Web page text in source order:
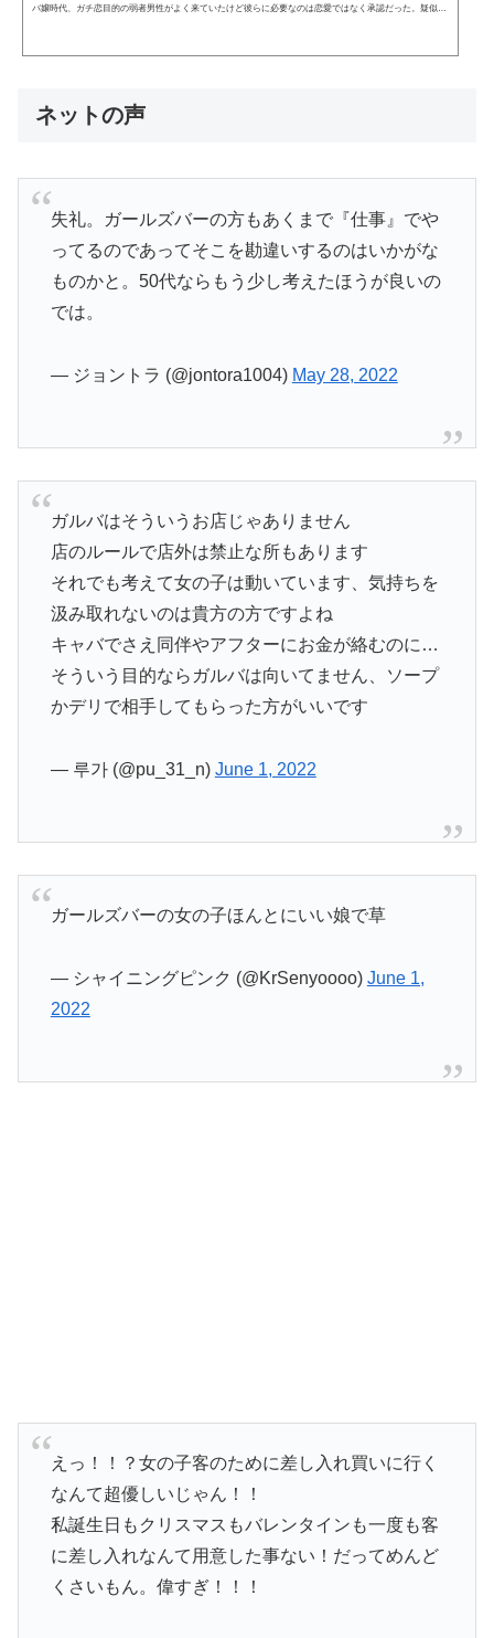
バ嬢時代、ガチ恋目的の弱者男性がよく来ていたけど彼らに必要なのは恋愛ではなく承認だった。疑似恋
ネットの声
失礼。ガールズバーの方もあくまで『仕事』でや
ってるのであってそこを勘違いするのはいかがな
ものかと。50代ならもう少し考えたほうが良いの
では。
— ジョントラ (@jontora1004) May 28, 2022
ガルバはそういうお店じゃありません
店のルールで店外は禁止な所もあります
それでも考えて女の子は動いています、気持ちを
汲み取れないのは貴方の方ですよね
キャバでさえ同伴やアフターにお金が絡むのに…
そういう目的ならガルバは向いてません、ソープ
かデリで相手してもらった方がいいです
— 루가 (@pu_31_n) June 1, 2022
ガールズバーの女の子ほんとにいい娘で草
— シャイニングピンク (@KrSenyoooo) June 1,
2022
えっ！！？女の子客のために差し入れ買いに行く
なんて超優しいじゃん！！
私誕生日もクリスマスもバレンタインも一度も客
に差し入れなんて用意した事ない！だってめんど
くさいもん。偉すぎ！！！